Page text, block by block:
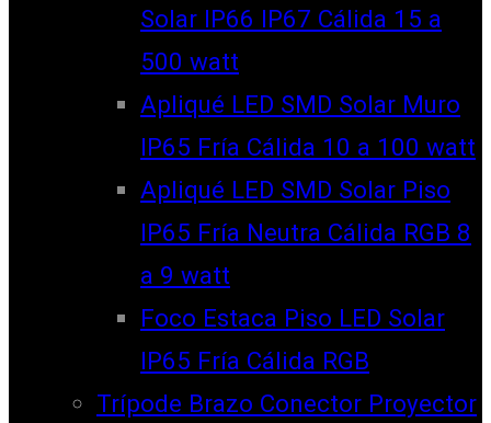
Solar IP66 IP67 Cálida 15 a
500 watt
Apliqué LED SMD Solar Muro
IP65 Fría Cálida 10 a 100 watt
Apliqué LED SMD Solar Piso
IP65 Fría Neutra Cálida RGB 8
a 9 watt
Foco Estaca Piso LED Solar
IP65 Fría Cálida RGB
Trípode Brazo Conector Proyector